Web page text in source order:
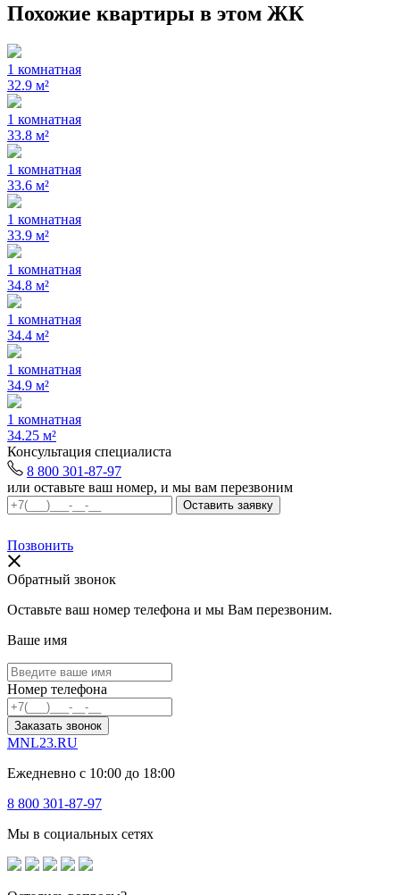
Похожие квартиры в этом ЖК
1 комнатная
32.9 м²
1 комнатная
33.8 м²
1 комнатная
33.6 м²
1 комнатная
33.9 м²
1 комнатная
34.8 м²
1 комнатная
34.4 м²
1 комнатная
34.9 м²
1 комнатная
34.25 м²
Консультация специалиста
8 800 301-87-97
или оставьте ваш номер, и мы вам перезвоним
Позвонить
Обратный звонок
Оставьте ваш номер телефона и мы Вам перезвоним.
Ваше имя
Номер телефона
Заказать звонок
MNL23.RU
Ежедневно с 10:00 до 18:00
8 800 301-87-97
Мы в социальных сетях